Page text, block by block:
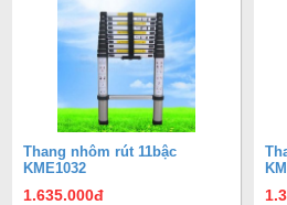
Thang nhôm rút 11bậc
KME1032
1.635.000đ